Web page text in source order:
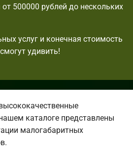
500000 рублей до нескольких
услуг и конечная стоимость
удивить!
каталоге представлены
малогабаритных